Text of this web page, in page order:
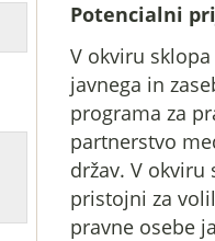
Potencialni
V okviru
javnega in
programa za
partnerstvo
držav. V
pristojni za
pravne osebe